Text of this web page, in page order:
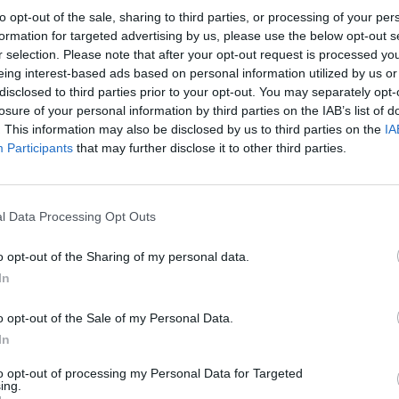
opt-out of the sale, sharing to third parties, or processing of your
for targeted advertising by us, please use the below opt-out
selection. Please note that after your opt-out request is processed
interest-based ads based on personal information utilized by us
to third parties prior to your opt-out. You may separately
of your personal information by third parties on the IAB’s list of
This information may also be disclosed by us to third parties on the
Participants that may further disclose it to other third parties.
Data Processing Opt Outs
opt-out of the Sharing of my personal data.
opt-out of the Sale of my Personal Data.
opt-out of processing my Personal Data for Targeted
#4: (Tenir) focus. Amb Sara
Bellapart
important prendre decisions? La
a través de Bellapart en el 4t capítol
'Punt d'inflexió'
VIA Empresa
al dia #3: indústria, Puig i... la
publica el tercer capítol del seu pòdcast
perquè tots els professionals vinculats al món de
VIA Empresa